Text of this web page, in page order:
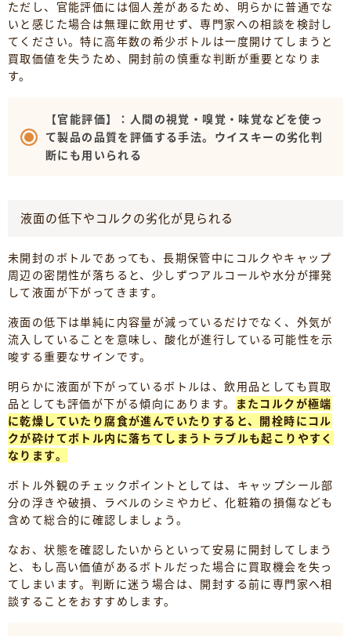
ただし、官能評価には個人差があるため、明らかに普通でな
いと感じた場合は無理に飲用せず、専門家への相談を検討し
てください。特に高年数の希少ボトルは一度開けてしまうと
買取価値を失うため、開封前の慎重な判断が重要となりま
す。
【官能評価】：人間の視覚・嗅覚・味覚などを使っ
て製品の品質を評価する手法。ウイスキーの劣化判
断にも用いられる
液面の低下やコルクの劣化が見られる
未開封のボトルであっても、長期保管中にコルクやキャップ
周辺の密閉性が落ちると、少しずつアルコールや水分が揮発
して液面が下がってきます。
液面の低下は単純に内容量が減っているだけでなく、外気が
流入していることを意味し、酸化が進行している可能性を示
唆する重要なサインです。
明らかに液面が下がっているボトルは、飲用品としても買取
品としても評価が下がる傾向にあります。
またコルクが極端
に乾燥していたり腐食が進んでいたりすると、開栓時にコル
クが砕けてボトル内に落ちてしまうトラブルも起こりやすく
なります。
ボトル外観のチェックポイントとしては、キャップシール部
分の浮きや破損、ラベルのシミやカビ、化粧箱の損傷なども
含めて総合的に確認しましょう。
なお、状態を確認したいからといって安易に開封してしまう
と、もし高い価値があるボトルだった場合に買取機会を失っ
てしまいます。判断に迷う場合は、開封する前に専門家へ相
談することをおすすめします。